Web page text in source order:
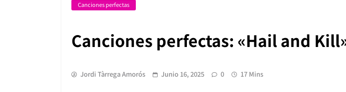
Canciones perfectas
Canciones perfectas: «Hail and
Jordi Tàrrega Amorós Junio 16, 2025 0 17 Mins